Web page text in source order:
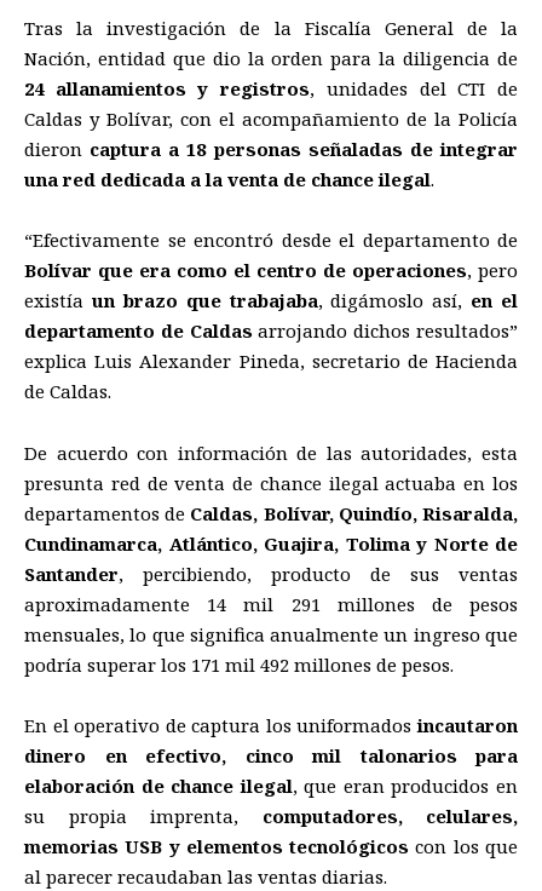
Tras la investigación de la Fiscalía General de la
Nación, entidad que dio la orden para la diligencia de
24 allanamientos y registros, unidades del CTI de
Caldas y Bolívar, con el acompañamiento de la Policía
dieron captura a 18 personas señaladas de integrar
una red dedicada a la venta de chance ilegal.
“Efectivamente se encontró desde el departamento de
Bolívar que era como el centro de operaciones, pero
existía un brazo que trabajaba, digámoslo así, en el
departamento de Caldasarrojando dichos resultados”
explica Luis Alexander Pineda, secretario de Hacienda
de Caldas.
De acuerdo con información de las autoridades, esta
presunta red de venta de chance ilegal actuaba en los
departamentos de Caldas, Bolívar, Quindío, Risaralda,
Cundinamarca, Atlántico, Guajira, Tolima y Norte de
Santander, percibiendo, producto de sus ventas
aproximadamente 14 mil 291 millones de pesos
mensuales, lo que significa anualmente un ingreso que
podría superar los 171 mil 492 millones de pesos.
En el operativo de captura los uniformadosincautaron
dinero en efectivo, cinco mil talonarios para
elaboración de chance ilegal, que eran producidos en
su propia imprenta, computadores, celulares,
memorias USB y elementos tecnológicos con los que
al parecer recaudaban las ventas diarias.